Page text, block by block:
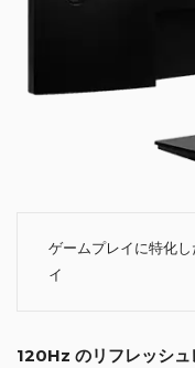
ゲームプレイに特化
イ
120Hz のリフレッシュ